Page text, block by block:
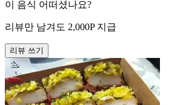
이 음식 어떠셨나요?
리뷰만 남겨도 2,000P 지급
리뷰 쓰기